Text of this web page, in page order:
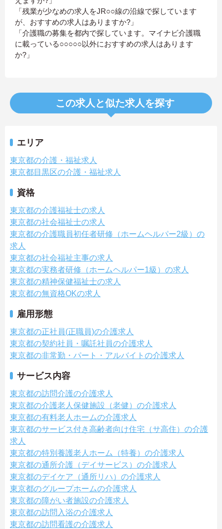
「残業が少なめの求人をJR○○線の沿線で探しています
が、おすすめの求人はありますか?」
「介護職の募集を都内で探しています。マイナビ介護職
に載っている○○○○○以外におすすめの求人はあります
か?」
この求人と似た求人を探す
エリア
東京都の介護・福祉求人
東京都目黒区の介護・福祉求人
資格
東京都の介護福祉士の求人
東京都の社会福祉士の求人
東京都の介護職員初任者研修（ホームヘルパー2級）の
求人
東京都の社会福祉主事の求人
東京都の実務者研修（ホームヘルパー1級）の求人
東京都の精神保健福祉士の求人
東京都の無資格OKの求人
雇用形態
東京都の正社員(正職員)の介護求人
東京都の契約社員・嘱託社員の介護求人
東京都の非常勤・パート・アルバイトの介護求人
サービス内容
東京都の訪問介護の介護求人
東京都の介護老人保健施設（老健）の介護求人
東京都の有料老人ホームの介護求人
東京都のサービス付き高齢者向け住宅（サ高住）の介護
求人
東京都の特別養護老人ホーム（特養）の介護求人
東京都の通所介護（デイサービス）の介護求人
東京都のデイケア（通所リハ）の介護求人
東京都のグループホームの介護求人
東京都の障がい者施設の介護求人
東京都の訪問入浴の介護求人
東京都の訪問看護の介護求人